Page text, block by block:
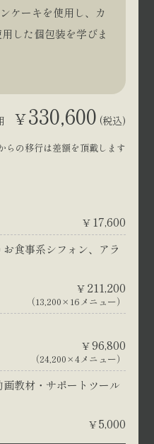
ケーキを使用し、カ
した個包装を学びま
¥330,600 (税込)
らの移行は差額を頂戴します
¥ 17,600
食事系シフォン、アラ
¥ 211,200
（13,200×16メニュー）
¥96,800
（24,200×4メニュー）
教材・サポートツール
¥5,000